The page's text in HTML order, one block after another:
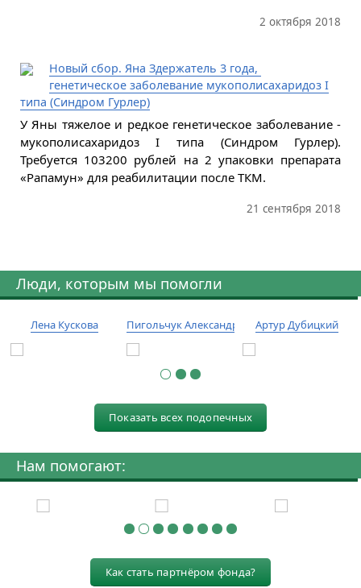
2 октября 2018
Новый сбор. Яна Здержатель 3 года,
генетическое заболевание мукополисахаридоз I
типа (Синдром Гурлер)
У Яны тяжелое и редкое генетическое заболевание -
мукополисахаридоз I типа (Синдром Гурлер).
Требуется 103200 рублей на 2 упаковки препарата
«Рапамун» для реабилитации после ТКМ.
21 сентября 2018
Люди, которым мы помогли
Лена Кускова Пигольчук Александр Артур Дубицкий
Показать всех подопечных
Нам помогают:
Как стать партнёром фонда?